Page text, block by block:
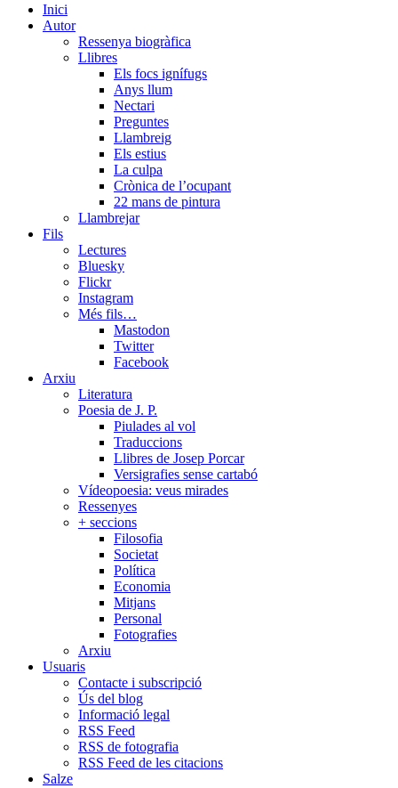
Close
Menu
Inici
Autor
Ressenya biogràfica
Llibres
Els focs ignífugs
Anys llum
Nectari
Preguntes
Llambreig
Els estius
La culpa
Crònica de l’ocupant
22 mans de pintura
Llambrejar
Fils
Lectures
Bluesky
Flickr
Instagram
Més fils…
Mastodon
Twitter
Facebook
Arxiu
Literatura
Poesia de J. P.
Piulades al vol
Traduccions
Llibres de Josep Porcar
Versigrafies sense cartabó
Vídeopoesia: veus mirades
Ressenyes
+ seccions
Filosofia
Societat
Política
Economia
Mitjans
Personal
Fotografies
Arxiu
Usuaris
Contacte i subscripció
Ús del blog
Informació legal
RSS Feed
RSS de fotografia
RSS Feed de les citacions
Salze